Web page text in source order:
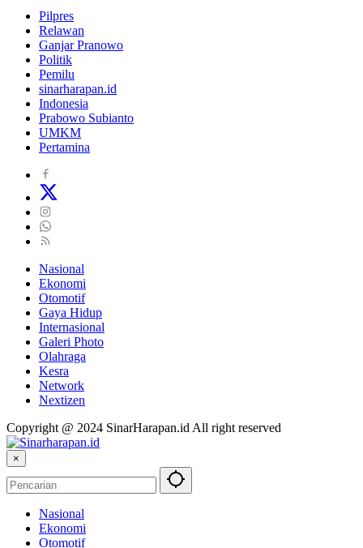
Pilpres
Relawan
Ganjar Pranowo
Politik
Pemilu
sinarharapan.id
Indonesia
Prabowo Subianto
UMKM
Pertamina
Nasional
Ekonomi
Otomotif
Gaya Hidup
Internasional
Galeri Photo
Olahraga
Kesra
Network
Nextizen
Copyright @ 2024 SinarHarapan.id All right reserved
×
Nasional
Ekonomi
Otomotif